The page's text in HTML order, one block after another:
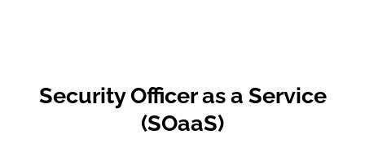
Security Officer as a Service
(SOaaS)